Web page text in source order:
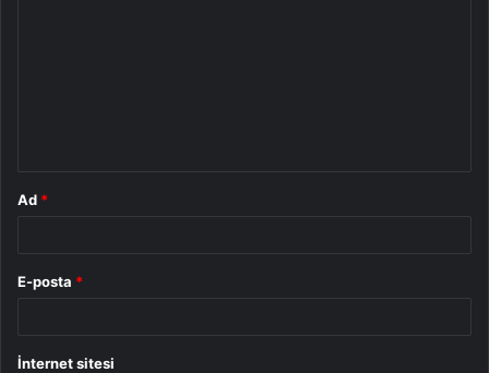
Ad *
E-posta *
İnternet sitesi